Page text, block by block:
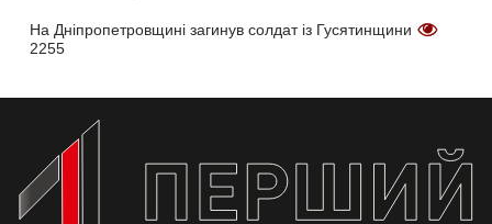
На Дніпропетровщині загинув солдат із Гусятинщини
2255